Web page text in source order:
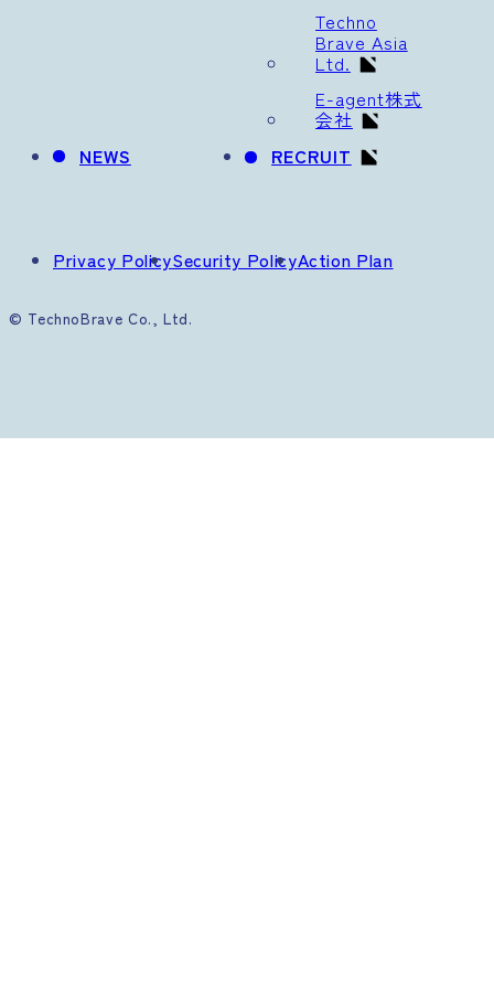
Techno
Brave Asia
Ltd.
E-agent株式
会社
NEWS
RECRUIT
Privacy PolicySecurity PolicyAction Plan
© TechnoBrave Co., Ltd.